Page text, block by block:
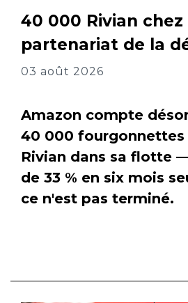
40 000 Rivian chez
partenariat de la
03 août 2026
Amazon compte
40 000 fourgonnettes
Rivian dans sa flotte
de 33 % en six mois
ce n'est pas terminé.